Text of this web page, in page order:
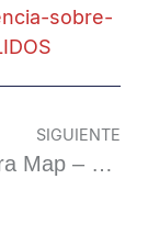
sobre-
SIGUIENTE
Mezcladora Map – WBH Lithium- Ideal para el reciclado de baterias